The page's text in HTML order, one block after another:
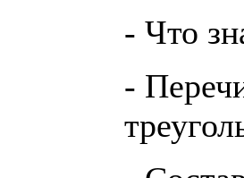
- Что
-